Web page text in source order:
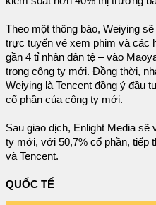
Theo một thông báo, Weiying
trực tuyến vé xem phim và các
gần 4 tỉ nhân dân tệ – vào
trong công ty mới. Đồng thời,
Weiying là Tencent đồng ý đầu
cổ phần của công ty mới.
Sau giao dịch, Enlight Media sẽ
ty mới, với 50,7% cổ phần, tiếp
và Tencent.
QUỐC TẾ